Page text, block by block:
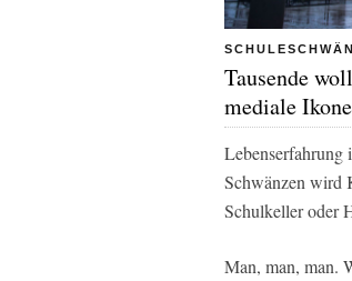
Tausende
mediale
Lebenserfahrung
Schwänzen wird
Schulkeller oder
Man, man, man.